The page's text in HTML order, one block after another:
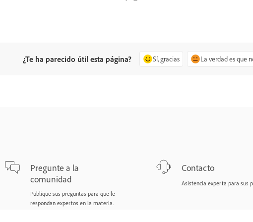
¿Te ha parecido útil esta página? Sí, gracias La verdad es que
Pregunte a la
comunidad
Publique sus preguntas para que le
respondan expertos en la materia.
Contacto
Asistencia experta para sus